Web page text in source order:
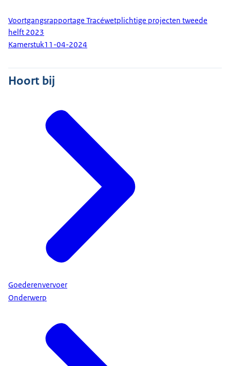
Voortgangsrapportage Tracéwetplichtige projecten tweede
helft 2023
Kamerstuk11-04-2024
Hoort bij
Goederenvervoer
Onderwerp